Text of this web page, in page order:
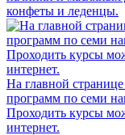
конфеты и леденцы.
На главной
программ по семи
Проходить курсы
интернет.